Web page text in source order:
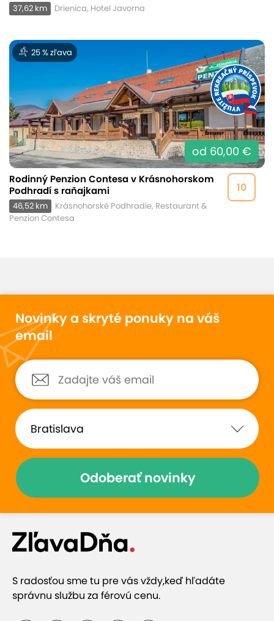
37,62 km Drienica, Hotel Javorna
25 % zľava
od 60,00 €
10
Rodinný Penzion Contesa v Krásnohorskom
Podhradí s raňajkami
46,52 km
Krásnohorské Podhradie, Restaurant &
Penzion Contesa
Novinky a skryté ponuky na váš
email
Odoberať novinky
S radosťou sme tu pre vás vždy,keď hľadáte
správnu službu za férovú cenu.